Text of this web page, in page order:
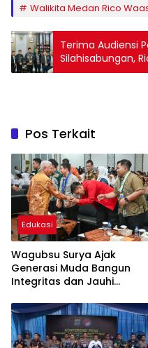
Walikita Medan Rico
Terima Audiensi
Silahisabungan,
Budaya dari
Pos Terkait
Edukasi
Wagubsu Surya Ajak
Generasi Muda Bangun
Integritas dan Jauhi